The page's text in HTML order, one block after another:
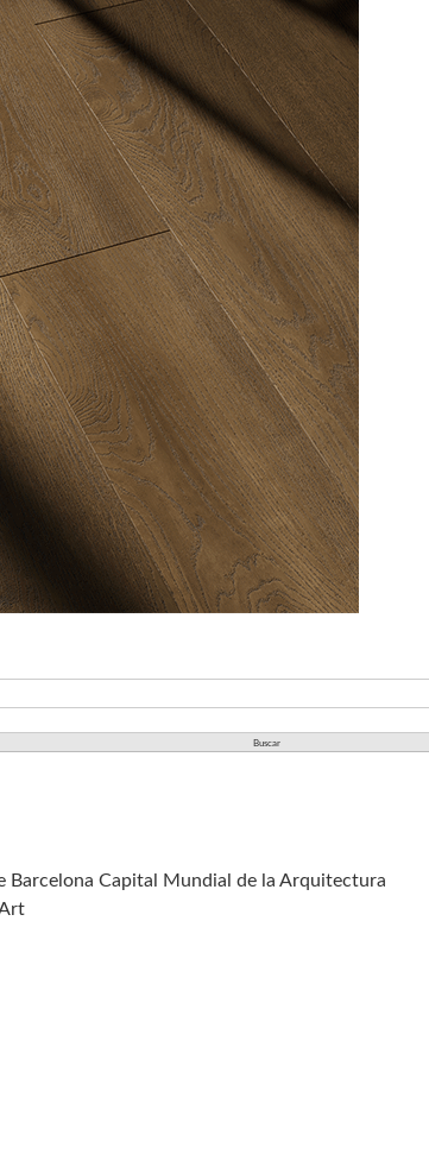
Barcelona Capital Mundial de la Arquitectura